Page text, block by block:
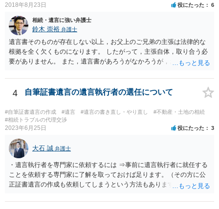
2018年8月23日 役にたった 6
相続・遺言に強い弁護士
鈴木 崇裕 弁護士
遺言書そのものが存在しない以上，お父上のご兄弟の主張は法律的な
根拠を全く欠くものになります。 したがって，主張自体，取り合う必
要がありません。 また，遺言書があろうがなかろうが，お父上のご兄
ご回答にもありますが， 代理人弁護士をたてて，その弁護士から相手
方に対して， ・相続に関する主張は法的根拠がなく，一切応じないこ
と ・今後一切の連絡をしてこないでほしいこと ・連絡を継続してくる
ようであれば警察への通報や法的措置も辞さないこと などを記載した
書面を発送してもらうことがよろしいように思います。
4 自筆証書遺言の遺言執行者の選任について
#自筆証書遺言の作成 #遺言 #遺言の書き直し・やり直し
#不動産・土地の相続
#相続トラブルの代理交渉
2023年6月25日 役にたった 3
大石 誠 弁護士
・遺言執行者を専門家に依頼するには ⇒事前に遺言執行者に就任する
ことを依頼する専門家に了解を取っておけば足ります。（その方に公
正証書遺言の作成も依頼してしまうという方法もあります） 事前に了
ません。 遺言執行者に就任し、遺言執行が完了したときの報酬だけ、